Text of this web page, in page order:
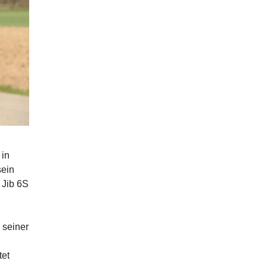
6S
seiner